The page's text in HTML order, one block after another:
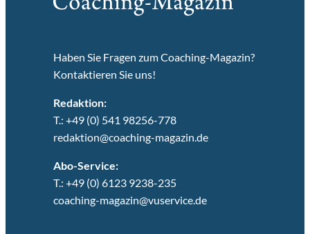
Haben Sie Fragen zum Coaching-Magazin?
Kontaktieren Sie uns!
Redaktion:
T.: +49 (0) 541 98256-778
redaktion@coaching-magazin.de
Abo-Service:
T.: +49 (0) 6123 9238-235
coaching-magazin@vuservice.de